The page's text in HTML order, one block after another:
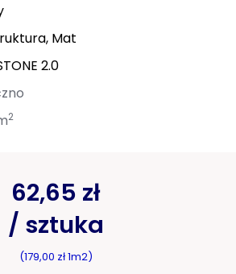
Mat
2.0
2
62,65 zł
/ sztuka
(179,00 zł 1m2)